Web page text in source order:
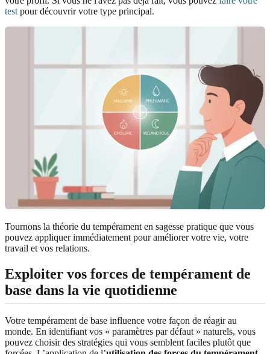
test pour découvrir votre type principal.
Tournons la théorie du tempérament en sagesse pratique que vous
pouvez appliquer immédiatement pour améliorer votre vie, votre
travail et vos relations.
Exploiter vos forces de tempérament de
base dans la vie quotidienne
Votre tempérament de base influence votre façon de réagir au
monde. En identifiant vos « paramètres par défaut » naturels, vous
pouvez choisir des stratégies qui vous semblent faciles plutôt que